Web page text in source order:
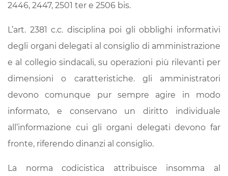
2446, 2447, 2501 ter e 2506 bis.
L’art. 2381 c.c. disciplina poi gli obblighi informativi
degli organi delegati al consiglio di amministrazione
e al collegio sindacali, su operazioni più rilevanti per
dimensioni o caratteristiche. gli amministratori
devono comunque pur sempre agire in modo
informato, e conservano un diritto individuale
all’informazione cui gli organi delegati devono far
fronte, riferendo dinanzi al consiglio.
La norma codicistica attribuisce insomma al